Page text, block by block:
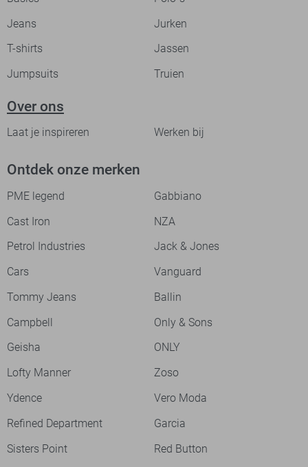
Jeans
Jurken
T-shirts
Jassen
Jumpsuits
Truien
Over ons
Laat je inspireren Werken bij
Ontdek onze merken
PME legend
Gabbiano
Cast Iron
NZA
Petrol Industries
Jack & Jones
Cars
Vanguard
Tommy Jeans
Ballin
Campbell
Only & Sons
Geisha
ONLY
Lofty Manner
Zoso
Ydence
Vero Moda
Refined Department
Garcia
Sisters Point
Red Button